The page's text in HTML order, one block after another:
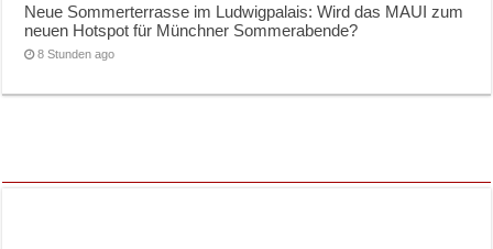
Neue Sommerterrasse im Ludwigpalais: Wird das MAUI zum
neuen Hotspot für Münchner Sommerabende?
8 Stunden ago